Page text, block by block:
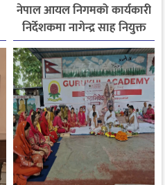
नेपाल आयल निगमको कार्यकारी
निर्देशकमा नागेन्द्र साह नियुक्त